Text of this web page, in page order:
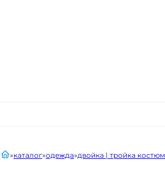
главнаякаталог одежда двойка | тройка